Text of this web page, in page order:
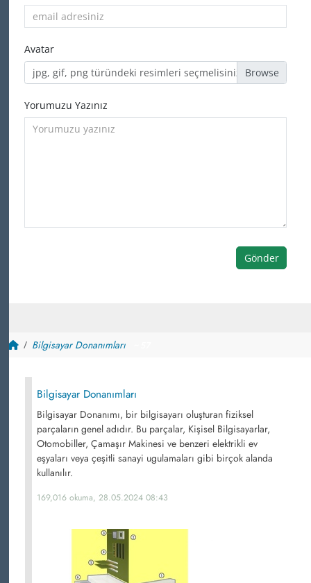
Avatar
jpg, gif, png türündeki resimleri seçmelisiniz
Yorumuzu Yazınız
Gönder
Bilgisayar Donanımları
Bilgisayar Donanımları
Bilgisayar Donanımı, bir bilgisayarı oluşturan fiziksel
parçaların genel adıdır. Bu parçalar, Kişisel Bilgisayarlar,
Otomobiller, Çamaşır Makinesi ve benzeri elektrikli ev
eşyaları veya çeşitli sanayi ugulamaları gibi birçok alanda
kullanılır.
169,016 okuma, 28.05.2024 08:43